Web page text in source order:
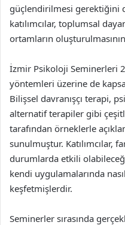
güçlendirilmesi gerektiğini
katılımcılar, toplumsal
ortamların
İzmir Psikoloji Seminerleri
yöntemleri üzerine de
Bilişsel davranışçı terapi,
alternatif terapiler gibi
tarafından örneklerle
sunulmuştur. Katılımcılar,
durumlarda etkili
kendi uygulamalarında
keşfetmişlerdir.
Seminerler sırasında